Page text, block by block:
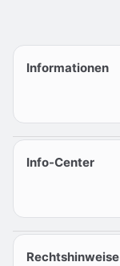
Informationen
Info-Center
Rechtshinweise